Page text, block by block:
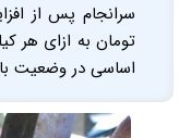
تومان به ازای هر
اساسی در وضعیت